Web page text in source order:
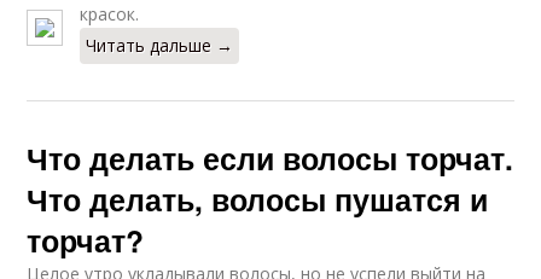
красок.
Читать дальше →
Что делать если волосы торчат.
Что делать, волосы пушатся и
торчат?
Целое утро укладывали волосы, но не успели выйти на